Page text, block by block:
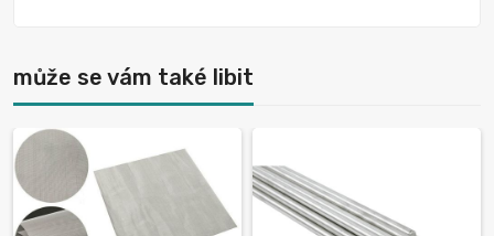
může se vám také libit